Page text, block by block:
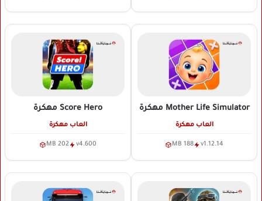
Mother Life Simulator مهكرة
العاب مهكرة
v1.12.14
188 MB
Score Hero مهكرة
العاب مهكرة
v4.600
202 MB